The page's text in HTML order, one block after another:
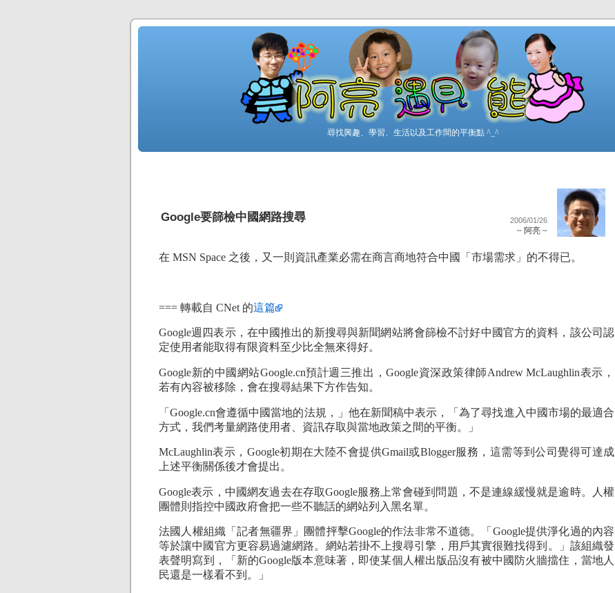
尋找興趣、學習、生活以及工作間的平衡點 ^_^
Google要篩檢中國網路搜尋 2006/01/26
~ 阿亮 ~
在 MSN Space 之後，又一則資訊產業必需在商言商地符合中國「市場需求」的不得已。
=== 轉載自 CNet 的這篇
Google週四表示，在中國推出的新搜尋與新聞網站將會篩檢不討好中國官方的資料，該公司認
定使用者能取得有限資料至少比全無來得好。
Google新的中國網站Google.cn預計週三推出，Google資深政策律師Andrew McLaughlin表示，
若有內容被移除，會在搜尋結果下方作告知。
「Google.cn會遵循中國當地的法規，」他在新聞稿中表示，「為了尋找進入中國市場的最適合
方式，我們考量網路使用者、資訊存取與當地政策之間的平衡。」
McLaughlin表示，Google初期在大陸不會提供Gmail或Blogger服務，這需等到公司覺得可達成
上述平衡關係後才會提出。
Google表示，中國網友過去在存取Google服務上常會碰到問題，不是連線緩慢就是逾時。人權
團體則指控中國政府會把一些不聽話的網站列入黑名單。
法國人權組織「記者無疆界」團體抨擊Google的作法非常不道德。「Google提供淨化過的內容
等於讓中國官方更容易過濾網路。網站若掛不上搜尋引擎，用戶其實很難找得到。」該組織發
表聲明寫到，「新的Google版本意味著，即使某個人權出版品沒有被中國防火牆擋住，當地人
民還是一樣看不到。」